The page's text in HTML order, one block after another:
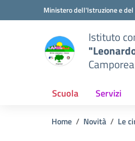
Vai ai contenuti
Vai al menu di navigazione
Ministero dell'Istruzione e
Istituto
Scuola Servizi
Home Novità Le